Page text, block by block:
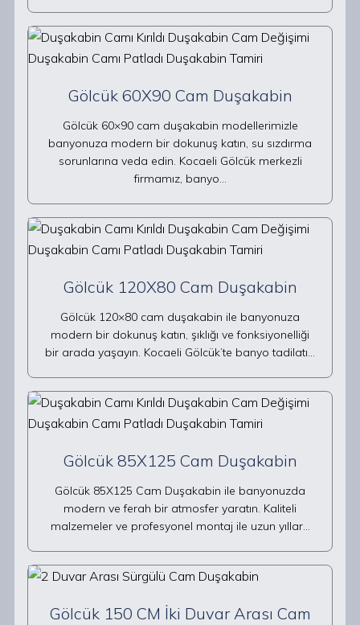
Gölcük 60X90 Cam Duşakabin
Gölcük 60×90 cam duşakabin modellerimizle
banyonuza modern bir dokunuş katın, su sızdırma
sorunlarına veda edin. Kocaeli Gölcük merkezli
firmamız, banyo…
Gölcük 120X80 Cam Duşakabin
Gölcük 120×80 cam duşakabin ile banyonuza
modern bir dokunuş katın, şıklığı ve fonksiyonelliği
bir arada yaşayın. Kocaeli Gölcük’te banyo tadilatı…
Gölcük 85X125 Cam Duşakabin
Gölcük 85X125 Cam Duşakabin ile banyonuzda
modern ve ferah bir atmosfer yaratın. Kaliteli
malzemeler ve profesyonel montaj ile uzun yıllar…
Gölcük 150 CM İki Duvar Arası Cam